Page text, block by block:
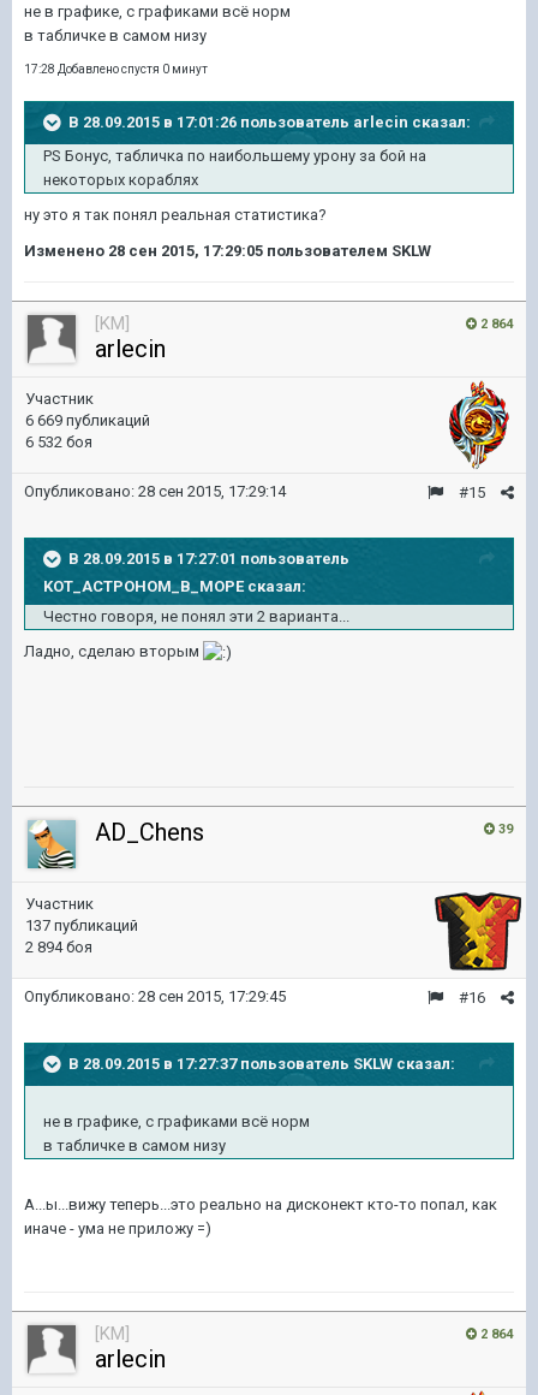
не в графике, с графиками всё норм
в табличке в самом низу
17:28 Добавлено спустя 0 минут
В 28.09.2015 в 17:01:26 пользователь arlecin сказал:
PS Бонус, табличка по наибольшему урону за бой на
некоторых кораблях
ну это я так понял реальная статистика?
Изменено 28 сен 2015, 17:29:05 пользователем SKLW
2 864
[KM]
arlecin
Участник
6 669 публикаций
6 532 боя
#15
Опубликовано: 28 сен 2015, 17:29:14
В 28.09.2015 в 17:27:01 пользователь
KOT_ACTPOHOM_B_MOPE сказал:
Честно говоря, не понял эти 2 варианта...
Ладно, сделаю вторым
39
AD_Chens
Участник
137 публикаций
2 894 боя
#16
Опубликовано: 28 сен 2015, 17:29:45
В 28.09.2015 в 17:27:37 пользователь SKLW сказал:
не в графике, с графиками всё норм
в табличке в самом низу
А...ы...вижу теперь...это реально на дисконект кто-то попал, как
иначе - ума не приложу =)
2 864
[KM]
arlecin